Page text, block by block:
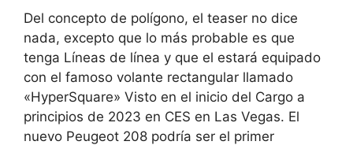
Del concepto de polígono, el teaser no dice
nada, excepto que lo más probable es que
tenga Líneas de línea y que el estará equipado
con el famoso volante rectangular llamado
«HyperSquare» Visto en el inicio del Cargo a
principios de 2023 en CES en Las Vegas. El
nuevo Peugeot 208 podría ser el primer